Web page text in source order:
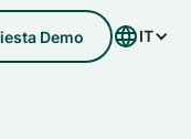
Demo IT